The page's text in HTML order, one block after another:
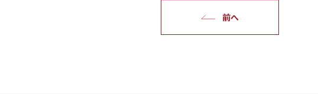
前へ